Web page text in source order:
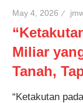
May 4, 2026
Miliar
Tanah,
“Ketakutan